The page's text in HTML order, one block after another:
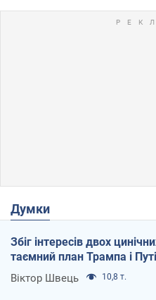
Думки
Збіг інтересів двох
таємний план Трампа і
Віктор Швець 10,8 т.